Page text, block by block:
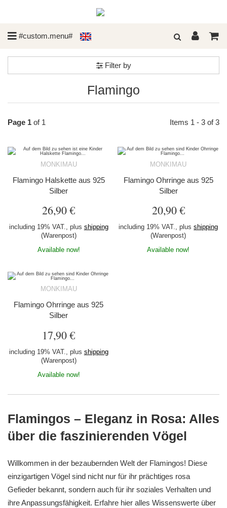
#custom.menu#
Filter by
Flamingo
Page 1 of 1 Items 1 - 3 of 3
MONKIMAU
Flamingo Halskette aus 925
Silber
26,90 €
including 19% VAT., plus shipping
(Warenpost)
Available now!
MONKIMAU
Flamingo Ohrringe aus 925
Silber
20,90 €
including 19% VAT., plusshipping
(Warenpost)
Available now!
MONKIMAU
Flamingo Ohrringe aus 925
Silber
17,90 €
including 19% VAT., plus shipping
(Warenpost)
Available now!
Flamingos – Eleganz in Rosa: Alles
über die faszinierenden Vögel
Willkommen in der bezaubernden Welt der Flamingos! Diese
einzigartigen Vögel sind nicht nur für ihr prächtiges rosa
Gefieder bekannt, sondern auch für ihr soziales Verhalten und
ihre Anpassungsfähigkeit. Erfahre hier alles Wissenswerte über